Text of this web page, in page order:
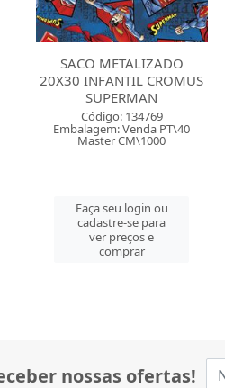
SACO METALIZADO
25X37 INFANTIL CROMUS
SUPERMAN
Código: 134777
Embalagem: Venda PT\40
Master CM\1000
Faça seu login ou
cadastre-se para
ver preços e
comprar
nossas ofertas!